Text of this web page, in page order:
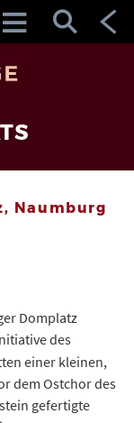
Naumburg
Domplatz
des
einer kleinen,
dem Ostchor des
gefertigte